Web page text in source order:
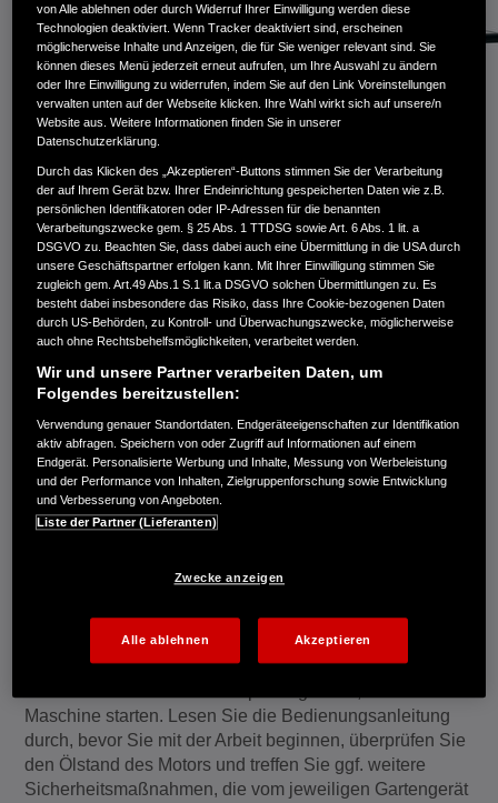
Wartung und Reparatur
Ihr Honda Händler wartet Ihr Gartengerät gerne
regelmäßig. Sie können jedoch auch als Besitzer eine
Menge tun, um es in einem ordnungsgemäßen und
sicheren Betriebszustand zu halten.
Halten Sie es sauber
Ein wenig Reinigung macht viel aus, nicht nur
hinsichtlich der Lebensdauer und dem täglichen Betrieb
Restwert. Einfach das Mähdeck/Gehäuse und die Räder
Prüfungen vor Inbetriebnahme
Maschine starten. Lesen Sie die Bedienungsanleitung
durch, bevor Sie mit der Arbeit beginnen, überprüfen Sie
den Ölstand des Motors und treffen Sie ggf. weitere
Sicherheitsmaßnahmen, die vom jeweiligen Gartengerät
von Alle ablehnen oder durch Widerruf Ihrer Einwilligung werden diese
Technologien deaktiviert. Wenn Tracker deaktiviert sind, erscheinen
möglicherweise Inhalte und Anzeigen, die für Sie weniger relevant sind. Sie
können dieses Menü jederzeit erneut aufrufen, um Ihre Auswahl zu ändern
oder Ihre Einwilligung zu widerrufen, indem Sie auf den Link Voreinstellungen
verwalten unten auf der Webseite klicken. Ihre Wahl wirkt sich auf unsere/n
Website aus. Weitere Informationen finden Sie in unserer
Datenschutzerklärung.
Durch das Klicken des „Akzeptieren“-Buttons stimmen Sie der Verarbeitung
der auf Ihrem Gerät bzw. Ihrer Endeinrichtung gespeicherten Daten wie z.B.
persönlichen Identifikatoren oder IP-Adressen für die benannten
Verarbeitungszwecke gem. § 25 Abs. 1 TTDSG sowie Art. 6 Abs. 1 lit. a
DSGVO zu. Beachten Sie, dass dabei auch eine Übermittlung in die USA durch
unsere Geschäftspartner erfolgen kann. Mit Ihrer Einwilligung stimmen Sie
zugleich gem. Art.49 Abs.1 S.1 lit.a DSGVO solchen Übermittlungen zu. Es
besteht dabei insbesondere das Risiko, dass Ihre Cookie-bezogenen Daten
durch US-Behörden, zu Kontroll- und Überwachungszwecke, möglicherweise
auch ohne Rechtsbehelfsmöglichkeiten, verarbeitet werden.
Wir und unsere Partner verarbeiten Daten, um
Folgendes bereitzustellen:
Verwendung genauer Standortdaten. Endgeräteeigenschaften zur Identifikation
aktiv abfragen. Speichern von oder Zugriff auf Informationen auf einem
Endgerät. Personalisierte Werbung und Inhalte, Messung von Werbeleistung
und der Performance von Inhalten, Zielgruppenforschung sowie Entwicklung
und Verbesserung von Angeboten.
Liste der Partner (Lieferanten)
Zwecke anzeigen
Alle ablehnen Akzeptieren